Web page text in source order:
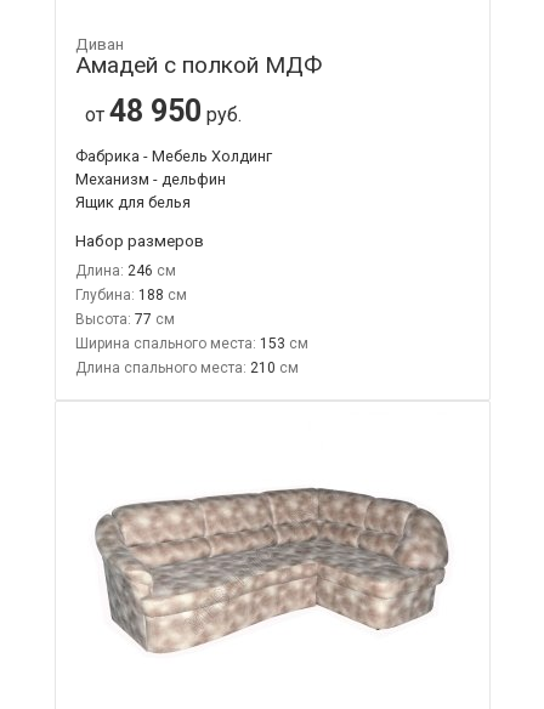
Диван
Амадей с полкой МДФ
от 48 950 руб.
Фабрика - Мебель Холдинг
Механизм - дельфин
Ящик для белья
Набор размеров
Длина: 246
Глубина: 188
Высота: 77
Ширина спального места: 153
Длина спального места: 210